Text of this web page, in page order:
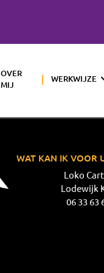
OVER
MIJ
WERKWIJZE
WAT KAN IK VOOR
Loko
Lodewijk
06 33 63